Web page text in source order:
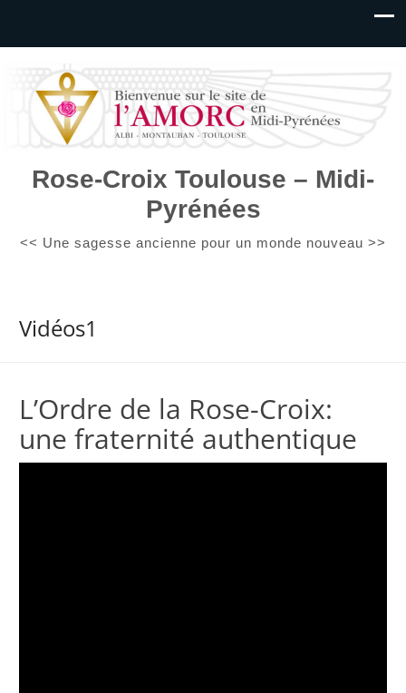
Rose-Croix Toulouse – Midi-
Pyrénées
<< Une sagesse ancienne pour un monde nouveau >>
Vidéos1
L’Ordre de la Rose-Croix:
une fraternité authentique